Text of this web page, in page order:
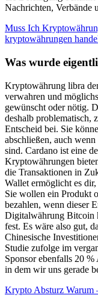
Nachrichten, Verbände
Muss Ich
kryptowährungen
Was wurde
Kryptowährung libra
verwahren und
gewünscht oder nötig.
deshalb problematisch,
Entscheid bei. Sie
abschließen, auch
sind. Cardano ist eine
Kryptowährungen
die Transaktionen in
Wallet ermöglicht es
Sie wollen ein Produkt
bezahlen, wenn dieser
Digitalwährung Bitcoin
fest. Es wäre also gut,
Chinesische
Studie zufolge im
Sponsor ebenfalls 20
in dem wir uns gerade
Krypto Absturz Warum